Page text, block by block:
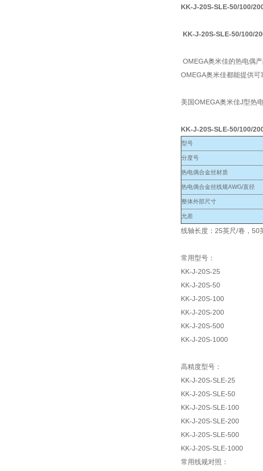
KK-J-20S-SLE-50/100/
KK-J-20S-SLE-50/100/
OMEGA奥米佳的热电偶
OMEGA奥米佳都能提供可
美国OMEGA奥米佳J型热
KK-J-20S-SLE-50/100/
型号
分度号
热电偶合金丝材质
热电偶合金丝线规AWG/直径
整体外部尺寸
允差
线轴长度：25英尺/卷，50
常用型号：
KK-J-20S-25
KK-J-20S-50
KK-J-20S-100
KK-J-20S-200
KK-J-20S-500
KK-J-20S-1000
高精度型号：
KK-J-20S-SLE-25
KK-J-20S-SLE-50
KK-J-20S-SLE-100
KK-J-20S-SLE-200
KK-J-20S-SLE-500
KK-J-20S-SLE-1000
常用线规对照：